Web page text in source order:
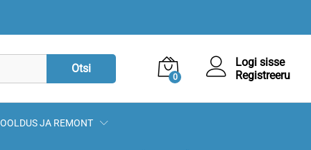
Otsi
0
Logi sisse
Registreeru
JA REMONT